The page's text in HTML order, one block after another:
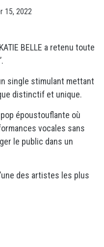
15, 2022
BELLE a retenu toute
single stimulant mettant
distinctif et unique.
époustouflante où
vocales sans
le public dans un
des artistes les plus